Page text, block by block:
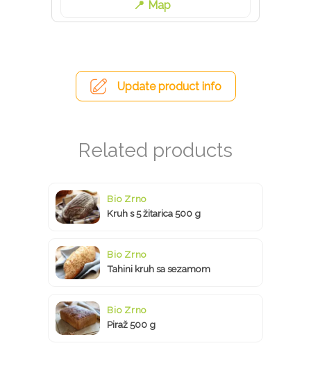
Map
Update product info
Bio Zrno
Kruh s 5 žitarica 500 g
Bio Zrno
Tahini kruh sa sezamom
Bio Zrno
Piraž 500 g